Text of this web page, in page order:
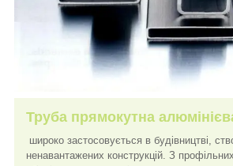
Труба прямокутна
широко застосовується в будівництві,
ненавантажених конструкцій. З